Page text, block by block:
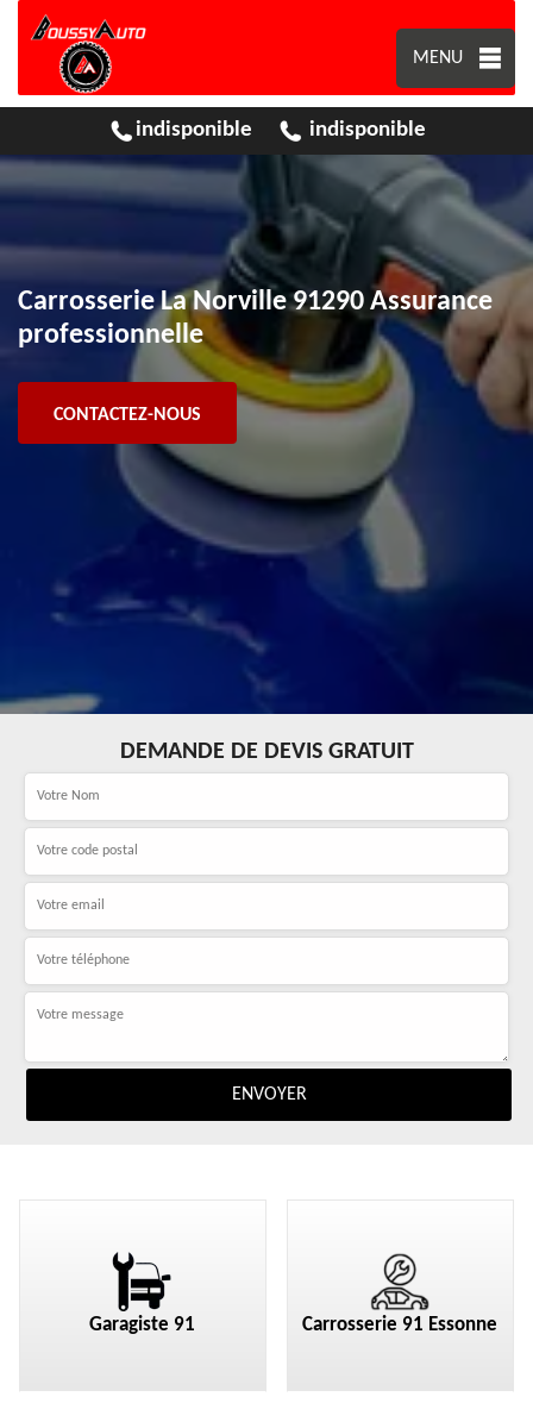
MENU
indisponible indisponible
Carrosserie La Norville 91290 Assurance
professionnelle
CONTACTEZ-NOUS
DEMANDE DE DEVIS GRATUIT
Garagiste 91 Carrosserie 91 Essonne